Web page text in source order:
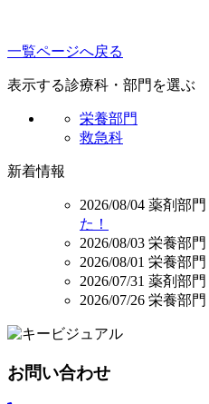
一覧ページへ戻る
表示する診療科・部門を選ぶ
栄養部門
救急科
新着情報
2026/08/04 薬剤部門
た！
2026/08/03 栄養部門
2026/08/01 栄養部門
2026/07/31 薬剤部門
2026/07/26 栄養部門
お問い合わせ